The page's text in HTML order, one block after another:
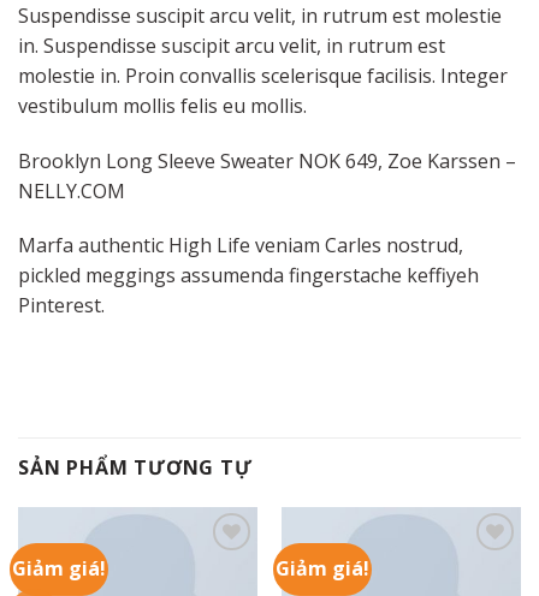
Suspendisse suscipit arcu velit, in rutrum est molestie
in. Suspendisse suscipit arcu velit, in rutrum est
molestie in. Proin convallis scelerisque facilisis. Integer
vestibulum mollis felis eu mollis.
Brooklyn Long Sleeve Sweater NOK 649, Zoe Karssen –
NELLY.COM
Marfa authentic High Life veniam Carles nostrud,
pickled meggings assumenda fingerstache keffiyeh
Pinterest.
SẢN PHẨM TƯƠNG TỰ
Giảm giá! Giảm giá!